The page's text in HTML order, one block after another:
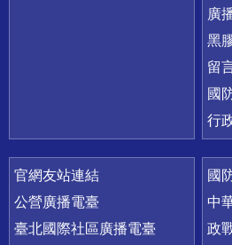
廣
黑
留
國
行
官網友站連結
公營廣播電臺
臺北國際社區廣播電臺
國
中
政